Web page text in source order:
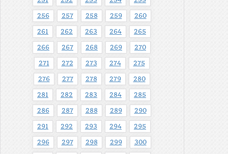
256 257 258 259 260
261 262 263 264 265
266 267 268 269 270
271 272 273 274 275
276 277 278 279 280
281 282 283 284 285
286 287 288 289 290
291 292 293 294 295
296 297 298 299 300